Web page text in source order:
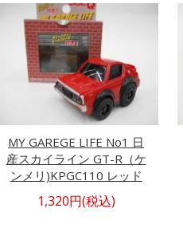
MY GAREGE LIFE No1 日
産スカイライン GT-R（ケ
ンメリ)KPGC110 レッド
1,320円(税込)